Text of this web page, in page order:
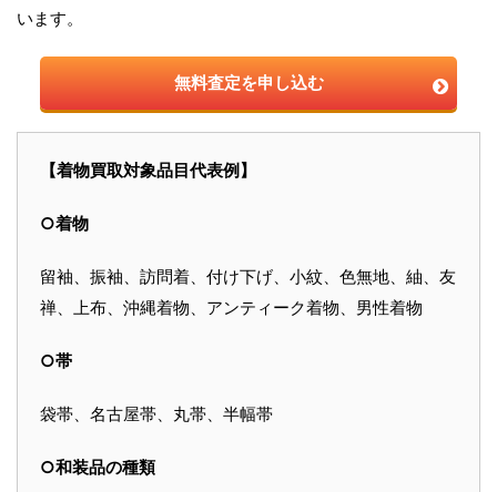
います。
無料査定を申し込む
【着物買取対象品目代表例】
○着物
留袖、振袖、訪問着、付け下げ、小紋、色無地、紬、友
禅、上布、沖縄着物、アンティーク着物、男性着物
○帯
袋帯、名古屋帯、丸帯、半幅帯
○和装品の種類